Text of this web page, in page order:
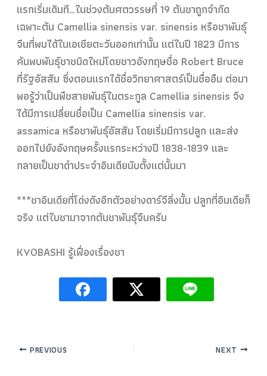
แรกเริ่มเดิมที…ในช่วงต้นศตวรรษที่ 19 ต้นชาถูกจำกัด
เฉพาะต้น Camellia sinensis var. sinensis หรือชาพันธุ์
จีนที่พบได้ในเอเชียตะวันออกเท่านั้น แต่ในปี 1823 มีการ
ค้นพบพันธุ์ชาชนิดใหม่โดยชาวอังกฤษชื่อ Robert Bruce
ที่รัฐอัสสัม ซึ่งตอนแรกได้ชื่อวิทยาศาสตร์เป็นชื่ออื่น ต่อมา
พอรู้ว่าเป็นพืชสายพันธุ์ในตระกูล Camellia sinensis จึง
ได้มีการเปลี่ยนชื่อเป็น Camellia sinensis var.
assamica หรือชาพันธุ์อัสสัม โดยเริ่มมีการปลูก และส่ง
ออกไปยังอังกฤษครั้งแรกระหว่างปี 1838-1839 และ
กลายเป็นชาดำประจำอินเดียนับตั้งแต่นั้นมา
***ชาอินเดียที่โด่งดังอีกตัวอย่างดาร์จีลิ่งนั้น ปลูกที่อินเดียก็
จริง แต่ใบชามาจากต้นชาพันธุ์จีนครับ
KYOBASHI รู้เฟื่องเรื่องชา
PREVIOUS NEXT